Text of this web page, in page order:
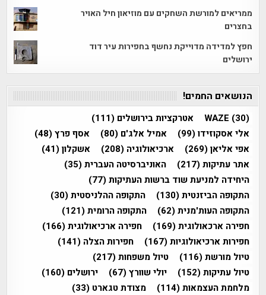
ממריאים למורשת השחקים עם מוזיאון חיל האויר
בחצרים
חפץ למדידה מדוייקת נחשף בחפירות עיר דוד
ירושלים
הנושאים החמים!
WAZE (30) אטרקציות בירושלים (111)
אלי אסקוזידו(99) אמיל אלג'ם (80) אסף פרץ(48)
אפי אליאן(269) ארכיאולוגיה (208) אשקלון(41)
אתר עתיקות(217) האוניברסיטה העברית(35)
היחידה למניעת שוד ברשות העתיקות(77)
התקופה הביזנטית(130) התקופה ההלניסטית(30)
התקופה העות'מנית(62) התקופה הרומית(121)
חפירה ארכאולוגית(169) חפירה ארכיאולוגית(166)
חפירות ארכיאולוגיות(167) חפירות הצלה (141)
טיול מורשת(116) טיול משפחות(217)
טיול עתיקות(152) יולי שוורץ(67) ירושלים (160)
מלחמת העצמאות(114) מצודת טגארט (33)